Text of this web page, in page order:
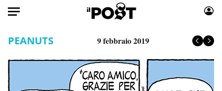
HOME
Moda
PEANUTS 9 febbraio 2019